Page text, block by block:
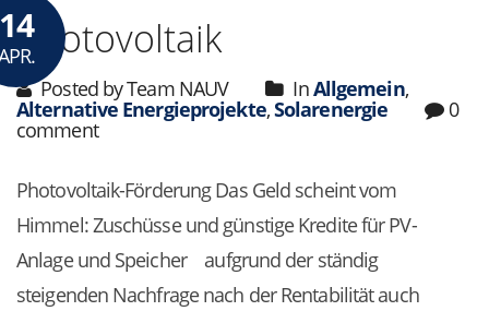
Photovoltaik
Posted by Team NAUV InAllgemein,
Alternative Energieprojekte,Solarenergie 0
comment
Photovoltaik-Förderung Das Geld scheint vom
Himmel: Zuschüsse und günstige Kredite für PV-
Anlage und Speicher aufgrund der ständig
steigenden Nachfrage nach der Rentabilität auch